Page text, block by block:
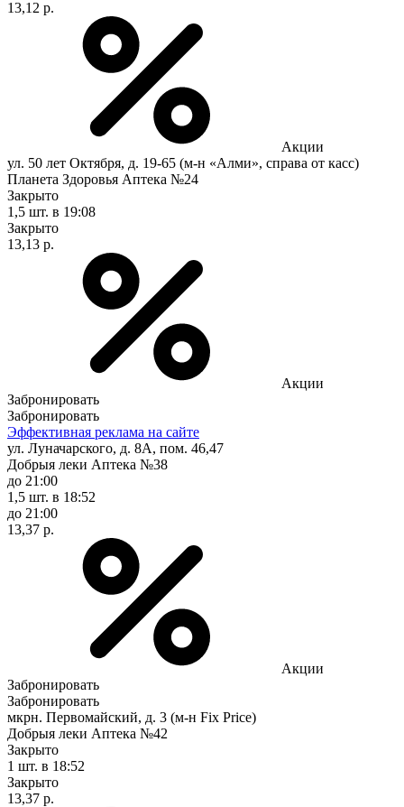
13,12 р.
Акции
ул. 50 лет Октября, д. 19-65 (м-н «Алми», справа от касс)
Планета Здоровья Аптека №24
Закрыто
1,5 шт. в 19:08
Закрыто
13,13 р.
Акции
Забронировать
Забронировать
Эффективная реклама на сайте
ул. Луначарского, д. 8А, пом. 46,47
Добрыя леки Аптека №38
до 21:00
1,5 шт. в 18:52
до 21:00
13,37 р.
Акции
Забронировать
Забронировать
мкрн. Первомайский, д. 3 (м-н Fix Рrice)
Добрыя леки Аптека №42
Закрыто
1 шт. в 18:52
Закрыто
13,37 р.